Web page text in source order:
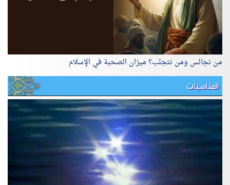
من نجالس ومن نتجنّب؟ ميزان الصحبة في الإسلام
المناسبات